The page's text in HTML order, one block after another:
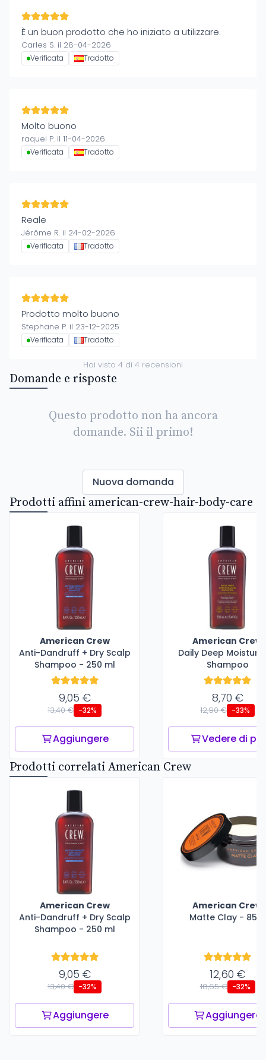
È un buon prodotto che ho iniziato a utilizzare.
Carles S. il 28-04-2026
Verificata Tradotto
Molto buono
raquel P. il 11-04-2026
Verificata Tradotto
Reale
Jérôme R. il 24-02-2026
Verificata Tradotto
Prodotto molto buono
Stephane P. il 23-12-2025
Verificata Tradotto
Hai visto 4 di 4 recensioni
Domande e risposte
Questo prodotto non ha ancora
domande. Sii il primo!
Nuova domanda
Prodotti affini american-crew-hair-body-care
American Crew
Anti-Dandruff + Dry Scalp
Shampoo - 250 ml
9,05 €
13,40 € -32%
Aggiungere
American Crew
Daily Deep
Shampoo
8,70 €
12,90 € -33%
Vedere di più
Prodotti correlati American Crew
American Crew
Anti-Dandruff + Dry Scalp
Shampoo - 250 ml
9,05 €
13,40 € -32%
Aggiungere
American Crew
Matte Clay - 85 g
12,60 €
18,65 € -32%
Aggiungere